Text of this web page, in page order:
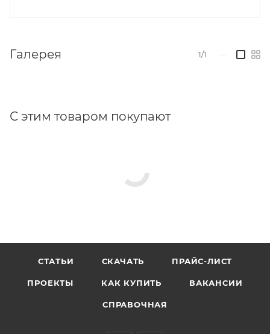
Галерея 1/1
С этим товаром покупают
СТАТЬИ СКАЧАТЬ ПРАЙС-ЛИСТ
ПРОЕКТЫ КАК КУПИТЬ ВАКАНСИИ
СПРАВОЧНАЯ